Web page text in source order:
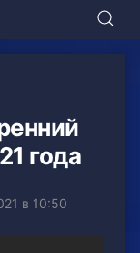
года
в 10:50